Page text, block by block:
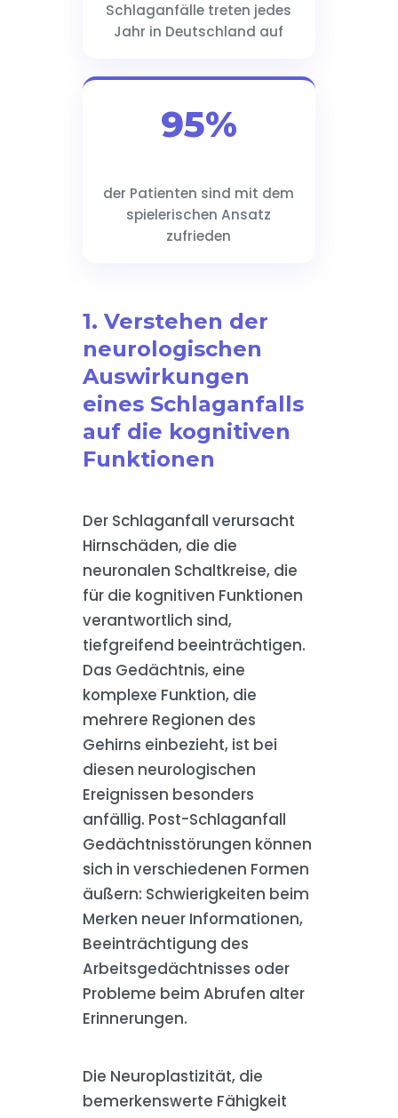
Schlaganfälle treten jedes
Jahr in Deutschland auf
95%
der Patienten sind mit dem
spielerischen Ansatz
zufrieden
1. Verstehen der
neurologischen
Auswirkungen
eines Schlaganfalls
auf die kognitiven
Funktionen
Der Schlaganfall verursacht
Hirnschäden, die die
neuronalen Schaltkreise, die
für die kognitiven Funktionen
verantwortlich sind,
tiefgreifend beeinträchtigen.
Das Gedächtnis, eine
komplexe Funktion, die
mehrere Regionen des
Gehirns einbezieht, ist bei
diesen neurologischen
Ereignissen besonders
anfällig. Post-Schlaganfall
Gedächtnisstörungen können
sich in verschiedenen Formen
äußern: Schwierigkeiten beim
Merken neuer Informationen,
Beeinträchtigung des
Arbeitsgedächtnisses oder
Probleme beim Abrufen alter
Erinnerungen.
Die Neuroplastizität, die
bemerkenswerte Fähigkeit